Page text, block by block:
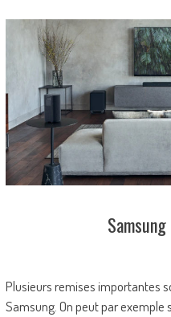
Plusieurs remises importantes
Samsung. On peut par exemple